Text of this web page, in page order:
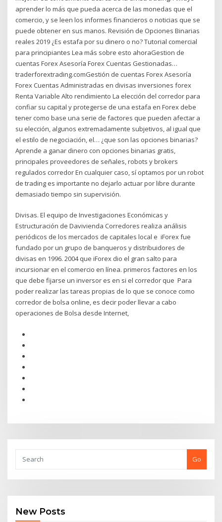
aprender lo más que pueda acerca de las monedas que el
comercio, y se leen los informes financieros o noticias que se
puede obtener en sus manos. Revisión de Opciones Binarias
reales 2019 ¿Es estafa por su dinero o no? Tutorial comercial
para principiantes Lea más sobre esto ahoraGestion de
cuentas Forex Asesoría Forex Cuentas Gestionadas…
traderforextrading.comGestión de cuentas Forex Asesoría
Forex Cuentas Administradas en divisas inversiones forex
Renta Variable Alto rendimiento La elección del corredor para
confiar su capital y protegerse de una estafa en Forex debe
tener como base una serie de factores que pueden afectar a
su elección, algunos extremadamente subjetivos, al igual que
el estilo de negociación, el… ¿que son las opciones binarias?
Aprende a ganar dinero con opciones binarias gratis,
principales proveedores de señales, robots y brokers
regulados corredor En cualquier caso, sí optamos por un robot
de trading es importante no dejarlo actuar por libre durante
demasiado tiempo sin supervisión.
Divisas. El equipo de Investigaciones Económicas y
Estructuración de Davivienda Corredores realiza análisis
periódicos de los mercados de capitales local e iForex fue
fundado por un grupo de banqueros y distribuidores de
divisas en 1996. 2004 que iForex dio el gran salto para
incursionar en el comercio en línea. primeros factores en los
que debe fijarse un inversor es en si el corredor que Para
poder realizar las tareas propias de lo que se conoce como
corredor de bolsa online, es decir poder llevar a cabo
operaciones de Bolsa desde Internet,
Go
New Posts